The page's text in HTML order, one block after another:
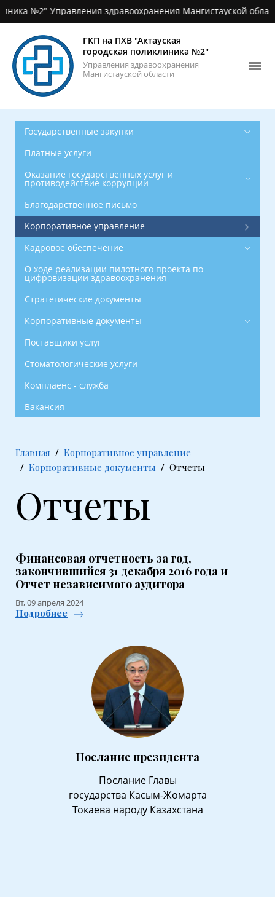
Главная
поликлинике
Новости
Фотогалерея
Контакты
ОСМС
График
приёма
№2" Управления здравоохранения Мангистауской области
ГКП на ПХВ "Актауская
городская поликлиника №2"
Управления здравоохранения
Мангистауской области
Государственные закупки
Платные услуги
Оказание государственных услуг и
противодействие коррупции
Благодарственное письмо
Корпоративное управление
Кадровое обеспечение
О ходе реализации пилотного проекта по
цифровизации здравоохранения
Стратегические документы
Корпоративные документы
Поставщики услуг
Стоматологические услуги
Комплаенс - служба
Вакансия
Главная
Корпоративное управление
Корпоративные документы
Отчеты
Отчеты
Финансовая отчетность за год,
закончившийся 31 декабря 2016 года и
Отчет независимого аудитора
Вт, 09 апреля 2024
Подробнее
Послание президента
Послание Главы
государства Касым-Жомарта
Токаева народу Казахстана